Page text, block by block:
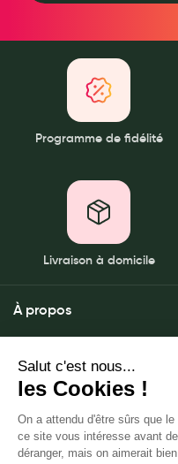
Programme de fidélité
Livraison à domicile
À propos
Qui sommes-nous ?
Nos pharmacies
Mentions légales
Politique de gestion des
CGU
Mes services
Envoyer mes ordonnances
Commander mes produits
Livraison à domicile
LeaderSanté, 82 bis rue Thiers